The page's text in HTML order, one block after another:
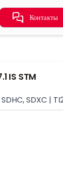
для навигации
Контакты
IS STM
SDXC |